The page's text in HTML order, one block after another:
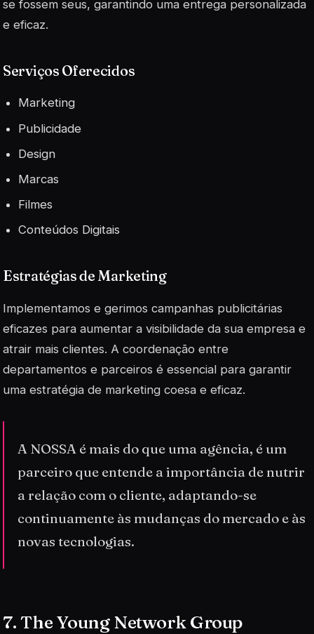
se fossem seus, garantindo uma entrega personalizada
e eficaz.
Serviços Oferecidos
Marketing
Publicidade
Design
Marcas
Filmes
Conteúdos Digitais
Estratégias de Marketing
Implementamos e gerimos campanhas publicitárias
eficazes para aumentar a visibilidade da sua empresa e
atrair mais clientes. A coordenação entre
departamentos e parceiros é essencial para garantir
uma estratégia de marketing coesa e eficaz.
A NOSSA é mais do que uma agência, é um
parceiro que entende a importância de nutrir
a relação com o cliente, adaptando-se
continuamente às mudanças do mercado e às
novas tecnologias.
7. The Young Network Group